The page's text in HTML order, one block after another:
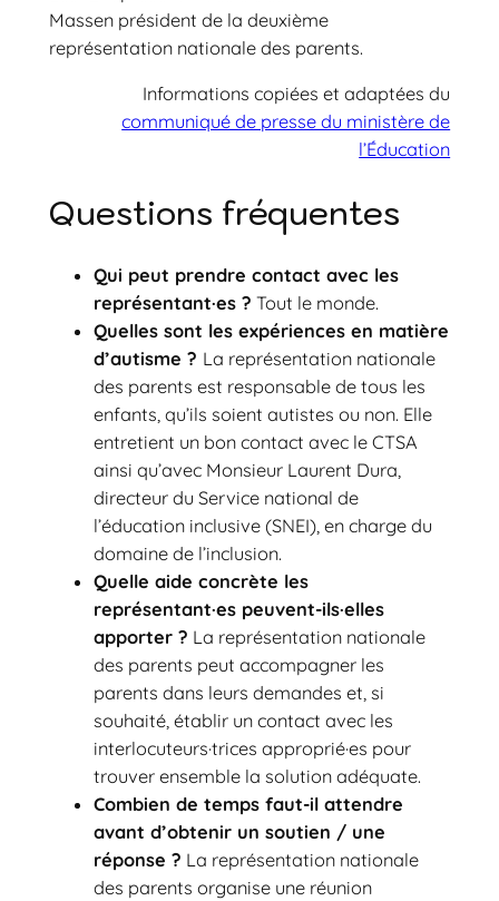
Massen président de la deuxième
représentation nationale des parents.
Informations copiées et adaptées du
communiqué de presse du ministère de
l’Éducation
Questions fréquentes
Qui peut prendre contact avec les
représentant·es ? Tout le monde.
Quelles sont les expériences en matière
d’autisme ? La représentation nationale
des parents est responsable de tous les
enfants, qu’ils soient autistes ou non. Elle
entretient un bon contact avec le CTSA
ainsi qu’avec Monsieur Laurent Dura,
directeur du Service national de
l’éducation inclusive (SNEI), en charge du
domaine de l’inclusion.
Quelle aide concrète les
représentant·es peuvent-ils·elles
apporter ? La représentation nationale
des parents peut accompagner les
parents dans leurs demandes et, si
souhaité, établir un contact avec les
interlocuteurs·trices approprié·es pour
trouver ensemble la solution adéquate.
Combien de temps faut-il attendre
avant d’obtenir un soutien / une
réponse ? La représentation nationale
des parents organise une réunion